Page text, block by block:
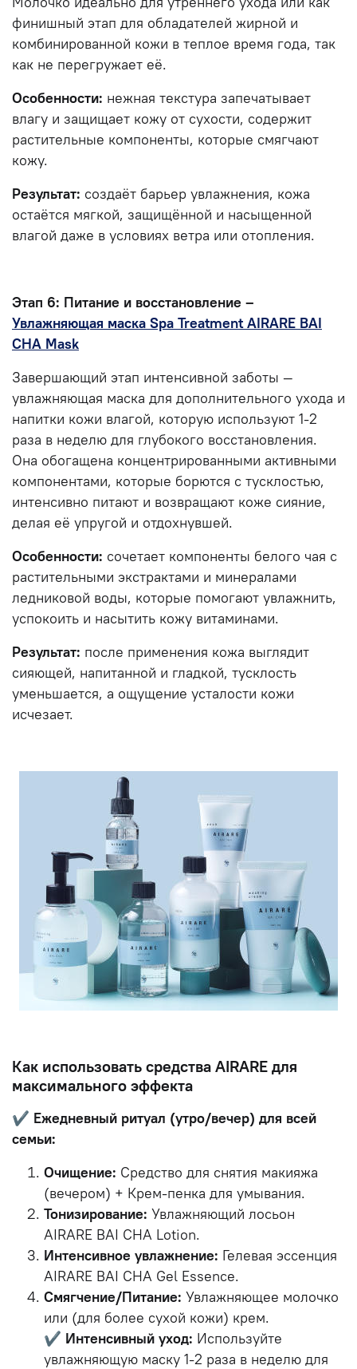
финишный этап для обладателей жирной и
комбинированной кожи в теплое время года, так
как не перегружает её.
Особенности: нежная текстура запечатывает
влагу и защищает кожу от сухости, содержит
растительные компоненты, которые смягчают
кожу.
Результат: создаёт барьер увлажнения, кожа
остаётся мягкой, защищённой и насыщенной
влагой даже в условиях ветра или отопления.
Этап 6: Питание и восстановление –
Увлажняющая маска Spa Treatment AIRARE BAI
CHA Mask
Завершающий этап интенсивной заботы —
увлажняющая маска для дополнительного ухода и
напитки кожи влагой, которую используют 1-2
раза в неделю для глубокого восстановления.
Она обогащена концентрированными активными
компонентами, которые борются с тусклостью,
интенсивно питают и возвращают коже сияние,
делая её упругой и отдохнувшей.
Особенности: сочетает компоненты белого чая с
растительными экстрактами и минералами
ледниковой воды, которые помогают увлажнить,
успокоить и насытить кожу витаминами.
Результат: после применения кожа выглядит
сияющей, напитанной и гладкой, тусклость
уменьшается, а ощущение усталости кожи
исчезает.
Как использовать средства AIRARE для
максимального эффекта
✔️ Ежедневный ритуал (утро/вечер) для всей
семьи:
Очищение: Средство для снятия макияжа
(вечером) + Крем-пенка для умывания.
Тонизирование: Увлажняющий лосьон
AIRARE BAI CHA Lotion.
Интенсивное увлажнение: Гелевая эссенция
AIRARE BAI CHA Gel Essence.
Смягчение/Питание: Увлажняющее молочко
или (для более сухой кожи) крем.
✔️ Интенсивный уход: Используйте
увлажняющую маску 1-2 раза в неделю для